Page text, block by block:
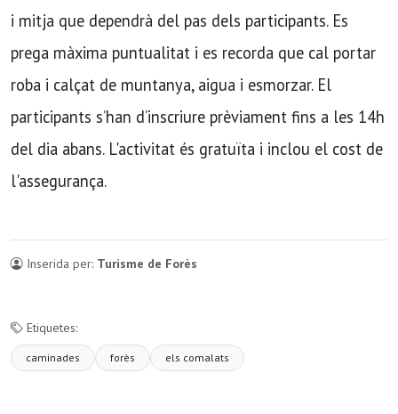
i mitja que dependrà del pas dels participants. Es
prega màxima puntualitat i es recorda que cal portar
roba i calçat de muntanya, aigua i esmorzar. El
participants s’han d’inscriure prèviament fins a les 14h
del dia abans. L'activitat és gratuïta i inclou el cost de
l'assegurança.
Inserida per: Turisme de Forès
Etiquetes:
caminades forès els comalats